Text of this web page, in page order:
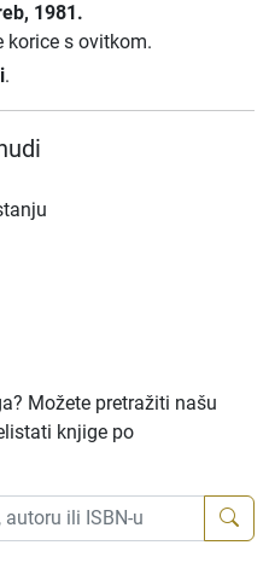
, 1981.
korice s ovitkom.
.
Možete pretražiti našu
knjige po